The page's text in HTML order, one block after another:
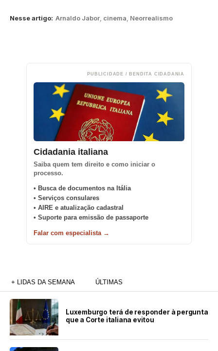
Nesse artigo: Arnaldo Jabor cinema Neorrealismo
PUBLICIDADE / BENDITA CIDADANIA
Cidadania italiana
Saiba quem tem direito e como iniciar o
processo.
• Busca de documentos na Itália
• Serviços consulares
• AIRE e atualização cadastral
• Suporte para emissão de passaporte
Falar com especialista →
+ LIDAS DA SEMANA ÚLTIMAS
Luxemburgo terá de responder à pergunta
que a Corte italiana evitou